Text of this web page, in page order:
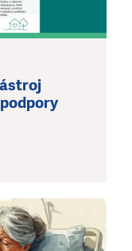
neobejdeme se
dárcem